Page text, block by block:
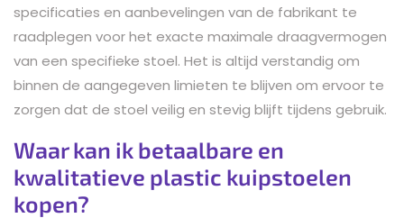
specificaties en aanbevelingen van de fabrikant te
raadplegen voor het exacte maximale draagvermogen
van een specifieke stoel. Het is altijd verstandig om
binnen de aangegeven limieten te blijven om ervoor te
zorgen dat de stoel veilig en stevig blijft tijdens gebruik.
Waar kan ik betaalbare en
kwalitatieve plastic kuipstoelen
kopen?